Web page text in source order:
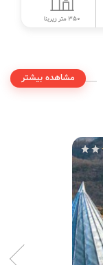
350 متر زیربنا
مشاهده بیشتر